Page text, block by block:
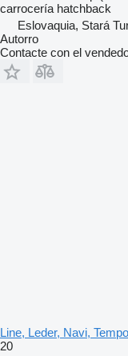
carrocería hatchback
Eslovaquia, Stará
Autorro
Contacte con el
Line, Leder, Navi,
20